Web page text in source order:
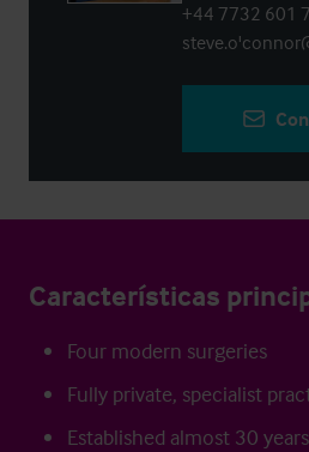
+44 7732 601
Características
Four modern surgeries
Fully private, specialist
Established almost 30 years